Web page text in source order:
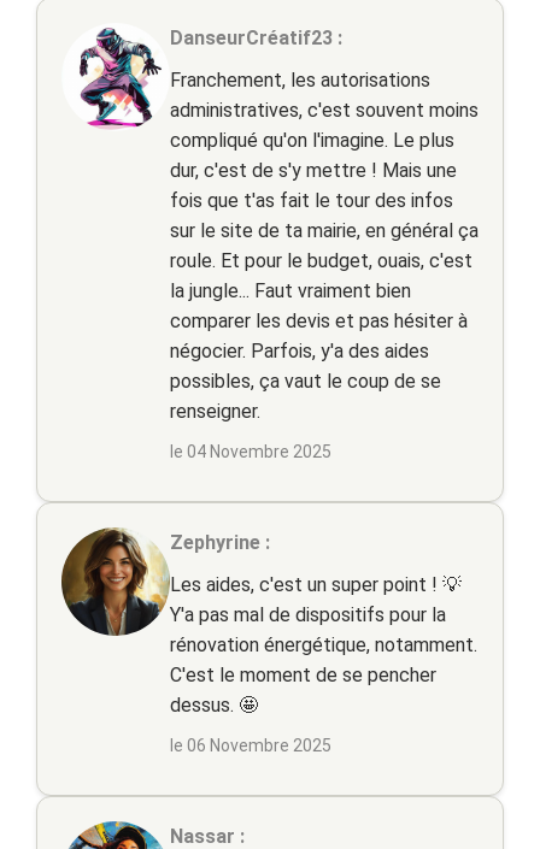
DanseurCréatif23 :
Franchement, les autorisations
administratives, c'est souvent moins
compliqué qu'on l'imagine. Le plus
dur, c'est de s'y mettre ! Mais une
fois que t'as fait le tour des infos
sur le site de ta mairie, en général ça
roule. Et pour le budget, ouais, c'est
la jungle... Faut vraiment bien
comparer les devis et pas hésiter à
négocier. Parfois, y'a des aides
possibles, ça vaut le coup de se
renseigner.
le 04 Novembre 2025
Zephyrine :
Les aides, c'est un super point ! 💡
Y'a pas mal de dispositifs pour la
rénovation énergétique, notamment.
C'est le moment de se pencher
dessus. 🤩
le 06 Novembre 2025
Nassar :